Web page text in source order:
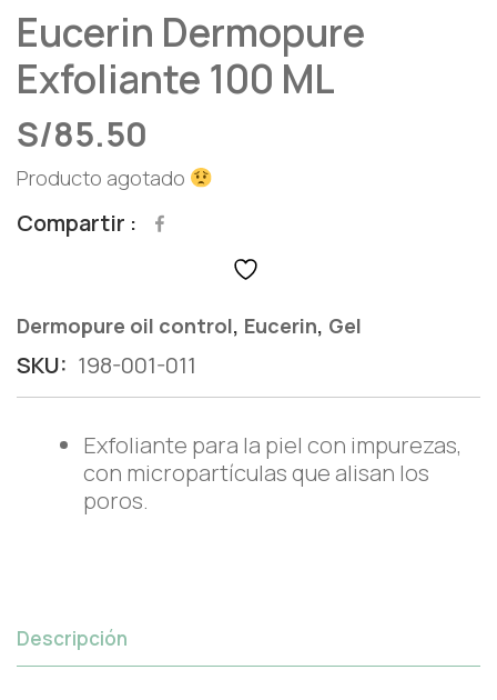
Eucerin Dermopure
Exfoliante 100 ML
S/85.50
Producto agotado
Compartir
Dermopure oil control, Eucerin, Gel
SKU: 198-001-011
Exfoliante para la piel con impurezas,
con micropartículas que alisan los
poros.
Descripción